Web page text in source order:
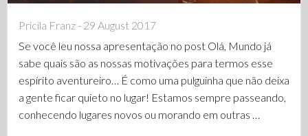
Pricila Franz - 29 August 2017
Se você leu nossa apresentação no post Olá, Mundo já
sabe quais são as nossas motivações para termos esse
espírito aventureiro… É como uma pulguinha que não deixa
a gente ficar quieto no lugar! Estamos sempre passeando,
conhecendo lugares novos ou morando em outras …